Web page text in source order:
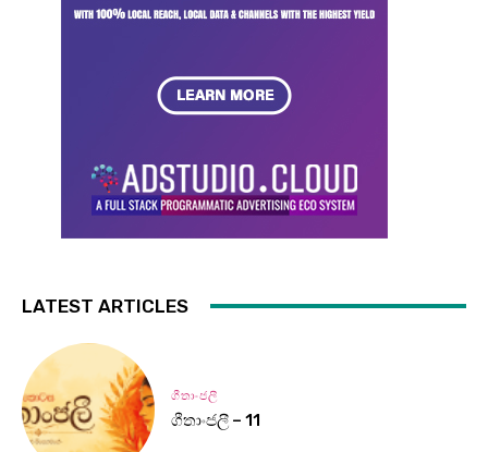
LATEST ARTICLES
ගීතාංජලී
ගීතාංජලී – 11